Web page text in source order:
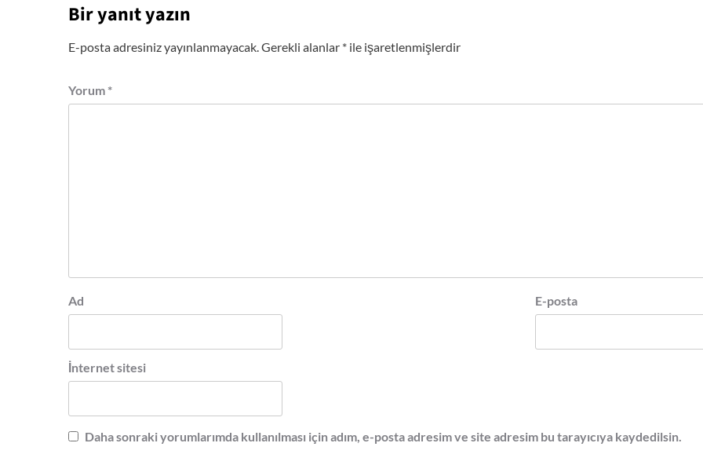
Bir yanıt yazın
E-posta adresiniz yayınlanmayacak.Gerekli alanlar * ile işaretlenmişlerdir
Yorum *
Ad E-posta
İnternet sitesi
Daha sonraki yorumlarımda kullanılması için adım, e-posta adresim ve site adresim bu tarayıcıya kaydedilsin.